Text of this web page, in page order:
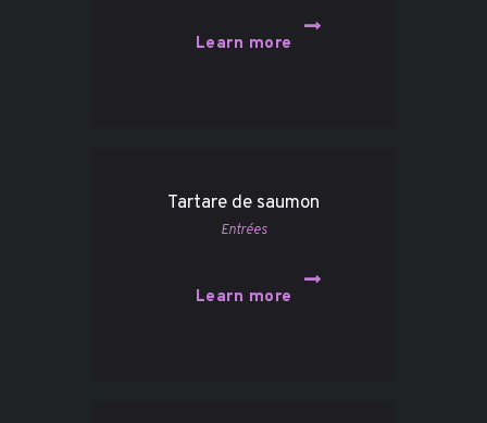
Learn more
Tartare de saumon
Entrées
Learn more